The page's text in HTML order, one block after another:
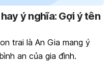
ý nghĩa: Gợi ý tên
trai là An Gia mang ý
an của gia đình.